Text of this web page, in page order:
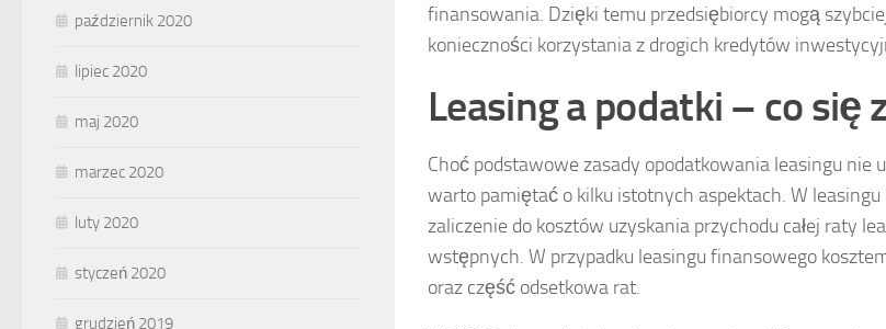
finansowania. Dzięki temu przedsiębiorcy mogą
konieczności korzystania z drogich kredytów
Leasing a podatki – co się
Choć podstawowe zasady opodatkowania leasingu nie
warto pamiętać o kilku istotnych aspektach. W
zaliczenie do kosztów uzyskania przychodu całej raty
wstępnych. W przypadku leasingu finansowego
oraz część odsetkowa rat.
październik 2020
lipiec 2020
maj 2020
marzec 2020
luty 2020
styczeń 2020
grudzień 2019